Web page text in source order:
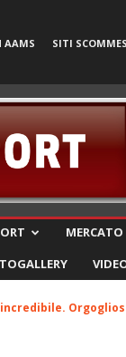
AAMS SITI
MERCATO
incredibile.